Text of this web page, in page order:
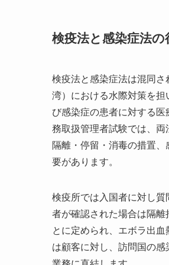
検疫法と感染症法の
検疫法と感染症法は混同
湾）における水際対策を
び感染症の患者に対する
務取扱管理者試験では、両
隔離・停留・消毒の措置
要があります。
検疫所では入国者に対し
者が確認された場合は隔
とに定められ、エボラ出
は顧客に対し、訪問国の